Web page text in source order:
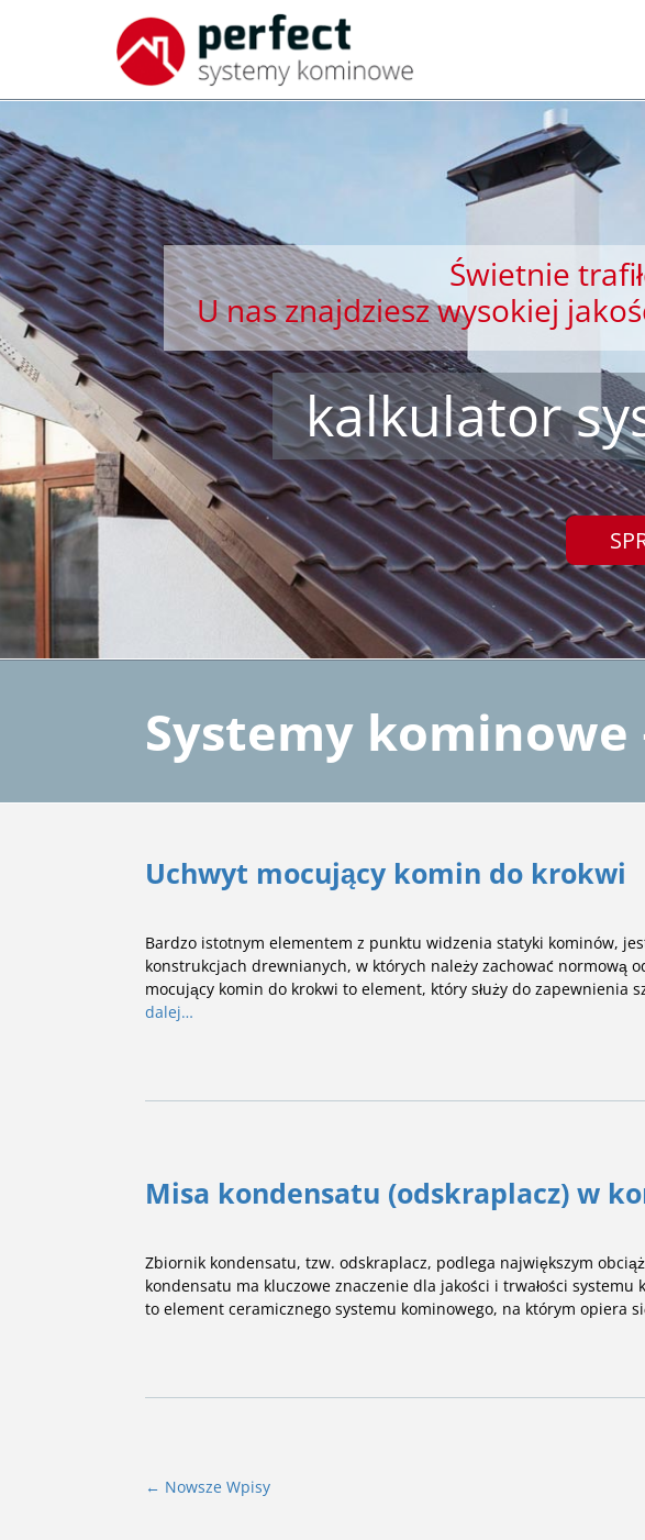
Świetnie
U nas znajdziesz wysokiej
kalkulator
Systemy
Uchwyt mocujący komin do krokwi
Bardzo istotnym elementem z punktu widzenia statyki kominów,
konstrukcjach drewnianych, w których należy zachować normową
mocujący komin do krokwi to element, który służy do
dalej…
Misa kondensatu (odskraplacz) w
Zbiornik kondensatu, tzw. odskraplacz, podlega największym
kondensatu ma kluczowe znaczenie dla jakości i trwałości
to element ceramicznego systemu kominowego, na którym opiera
← Nowsze Wpisy